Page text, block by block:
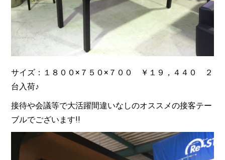
サイズ：１８００×７５０×７００ ￥１９，４４０ ２
台入荷♪
接待や会議等で大活躍間違いなしのオススメの接客テー
ブルでございます!!